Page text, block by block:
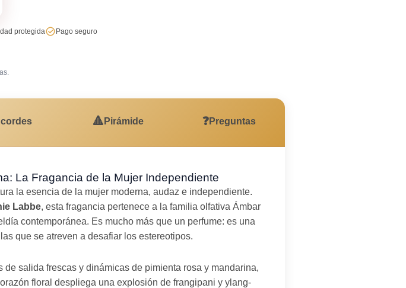
protegida Pago seguro
🔺 Pirámide ❓Preguntas
La Fragancia de la Mujer Independiente
la esencia de la mujer moderna, audaz e independiente.
Labbe, esta fragancia pertenece a la familia olfativa Ámbar
contemporánea. Es mucho más que un perfume: es una
que se atreven a desafiar los estereotipos.
salida frescas y dinámicas de pimienta rosa y mandarina,
floral despliega una explosión de frangipani y ylang-